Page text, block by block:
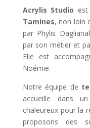
Acrylis Studio est
Tamines, non loin
par Phylis
par son métier et
Elle est
Noémie.
Notre équipe de
accueille dans
chaleureux pour la
proposons des